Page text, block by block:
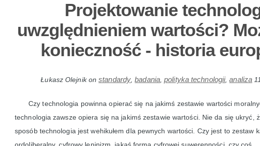
Projektowanie
uwzględnieniem wartości?
konieczność - historia
Łukasz Olejnikonstandardy ,badania,polityka technologii,analiza
Czy technologia powinna opierać się na jakimś zestawie wartości
technologia zawsze opiera się na jakimś zestawie wartości. Nie da się ukryć,
sposób technologia jest wehikułem dla pewnych wartości. Czy jest to zestaw
ordoliberalny, cyfrowy leninizm, jakaś forma cyfrowej suwerenności, czy coś